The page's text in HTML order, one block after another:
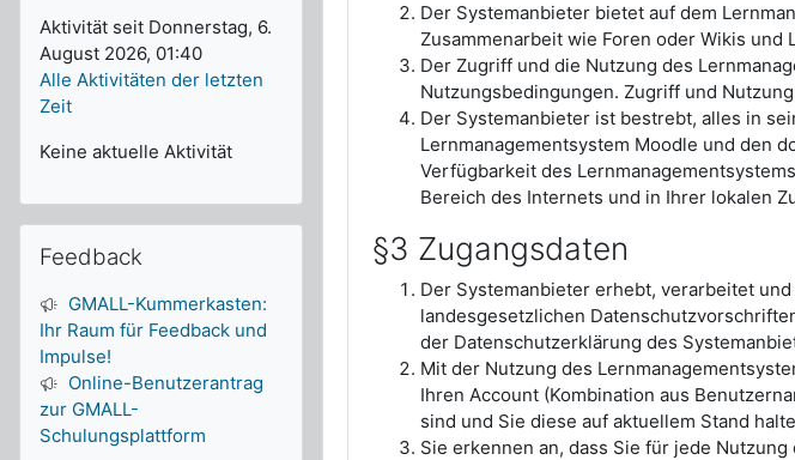
Der Systemanbieter bietet auf dem
Zusammenarbeit wie Foren oder Wikis
Der Zugriff und die Nutzung des
Nutzungsbedingungen. Zugriff und
Der Systemanbieter ist bestrebt, alles in
Lernmanagementsystem Moodle und den
Verfügbarkeit des
Bereich des Internets und in Ihrer lokalen
§3 Zugangsdaten
Der Systemanbieter erhebt, verarbeitet
landesgesetzlichen
der Datenschutzerklärung des
Mit der Nutzung des
Ihren Account (Kombination aus
sind und Sie diese auf aktuellem Stand
Sie erkennen an, dass Sie für jede
Aktivität seit Donnerstag, 6.
August 2026, 01:40
Alle Aktivitäten der letzten
Zeit
Keine aktuelle Aktivität
Feedback
GMALL-Kummerkasten:
Ihr Raum für Feedback und
Impulse!
Online-Benutzerantrag
zur GMALL-
Schulungsplattform